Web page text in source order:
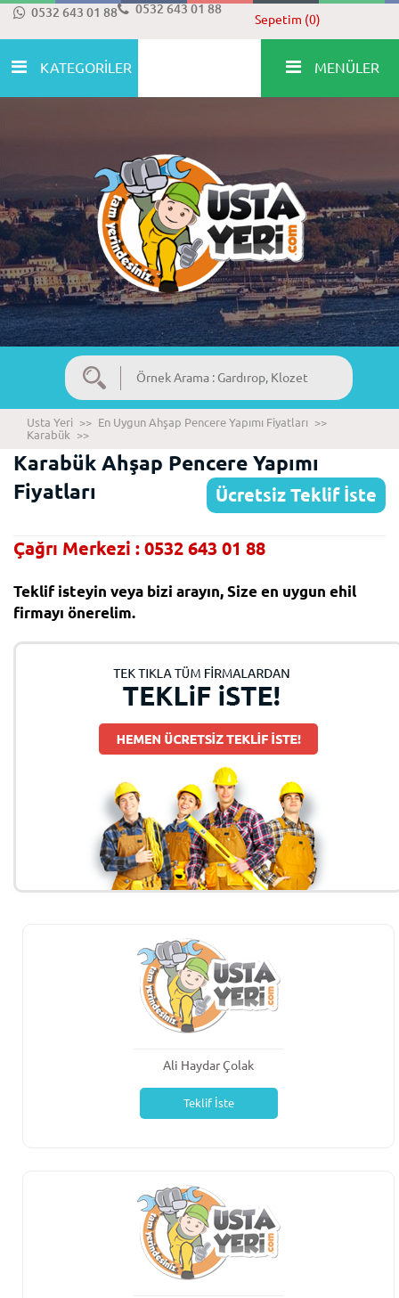
0532 643 01 88 0532 643 01 88
Sepetim (0)
KATEGORİLER MENÜLER
Usta Yeri >> En Uygun Ahşap Pencere Yapımı Fiyatları
>>
Karabük
>>
Karabük Ahşap Pencere Yapımı
Fiyatları
Ücretsiz Teklif İste
Çağrı Merkezi : 0532 643 01 88
Teklif isteyin veya bizi arayın, Size en uygun ehil
firmayı önerelim.
Ali Haydar Çolak
Teklif İste